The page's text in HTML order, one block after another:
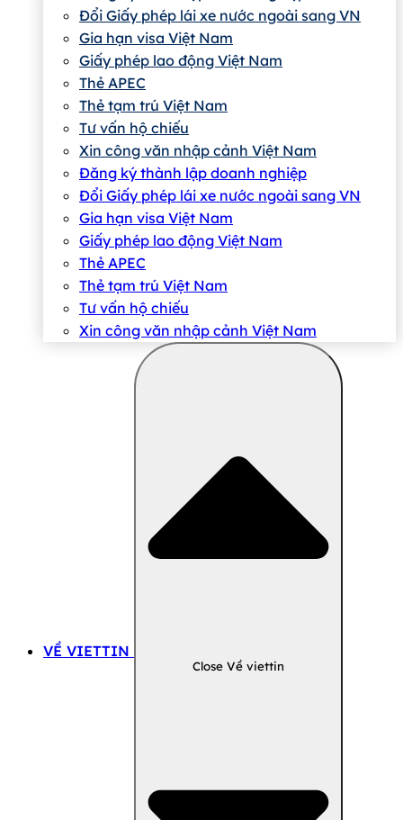
Đổi Giấy phép lái xe nước ngoài sang VN
Gia hạn visa Việt Nam
Giấy phép lao động Việt Nam
Thẻ APEC
Thẻ tạm trú Việt Nam
Tư vấn hộ chiếu
Xin công văn nhập cảnh Việt Nam
Đăng ký thành lập doanh nghiệp
Đổi Giấy phép lái xe nước ngoài sang VN
Gia hạn visa Việt Nam
Giấy phép lao động Việt Nam
Thẻ APEC
Thẻ tạm trú Việt Nam
Tư vấn hộ chiếu
Xin công văn nhập cảnh Việt Nam
VỀ VIETTIN
Close Về viettin